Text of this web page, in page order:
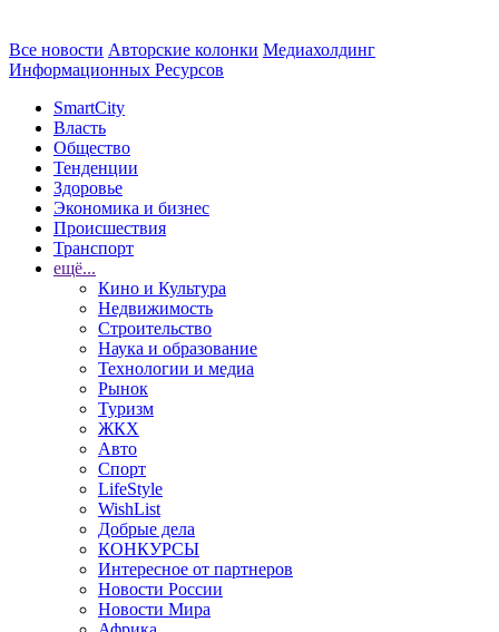
Все новости Авторские колонки Медиахолдинг
Информационных Ресурсов
SmartCity
Власть
Общество
Тенденции
Здоровье
Экономика и бизнес
Происшествия
Транспорт
ещё...
Кино и Культура
Недвижимость
Строительство
Наука и образование
Технологии и медиа
Рынок
Туризм
ЖКХ
Авто
Спорт
LifeStyle
WishList
Добрые дела
КОНКУРСЫ
Интересное от партнеров
Новости России
Новости Мира